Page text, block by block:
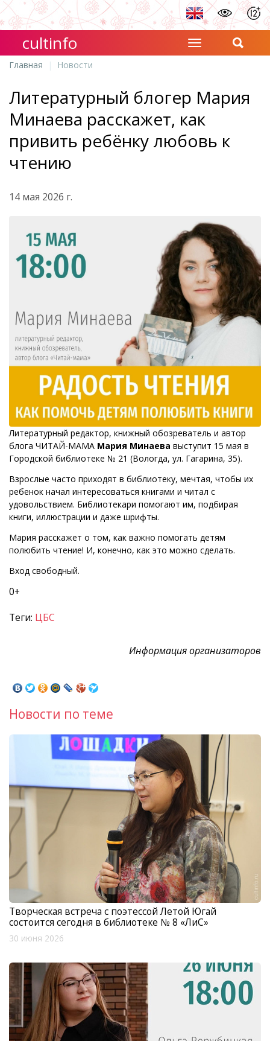
cultinfo
Главная Новости
Литературный блогер Мария
Минаева расскажет, как
привить ребёнку любовь к
чтению
14 мая 2026 г.
Литературный редактор, книжный обозреватель и автор
блога ЧИТАЙ-МАМА Мария Минаева выступит 15 мая в
Городской библиотеке № 21 (Вологда, ул. Гагарина, 35).
Взрослые часто приходят в библиотеку, мечтая, чтобы их
ребенок начал интересоваться книгами и читал с
удовольствием. Библиотекари помогают им, подбирая
книги, иллюстрации и даже шрифты.
Мария расскажет о том, как важно помогать детям
полюбить чтение! И, конечно, как это можно сделать.
Вход свободный.
0+
Теги: ЦБС
Информация организаторов
Новости по теме
Творческая встреча с поэтессой Летой Югай
состоится сегодня в библиотеке № 8 «ЛиС»
30 июня 2026